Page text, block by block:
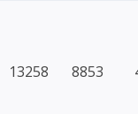
13258 8853